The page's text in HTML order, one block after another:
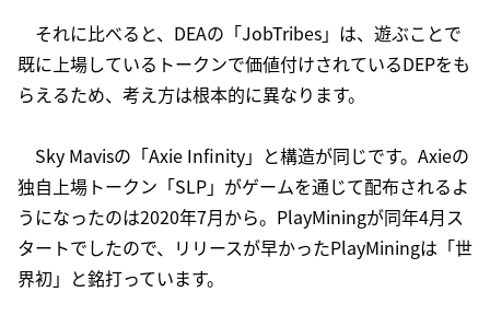
それに比べると、DEAの「JobTribes」は、遊ぶことで
既に上場しているトークンで価値付けされているDEPをも
らえるため、考え方は根本的に異なります。
Sky Mavisの「Axie Infinity」と構造が同じです。Axieの
独自上場トークン「SLP」がゲームを通じて配布されるよ
うになったのは2020年7月から。PlayMiningが同年4月ス
タートでしたので、リリースが早かったPlayMiningは「世
界初」と銘打っています。